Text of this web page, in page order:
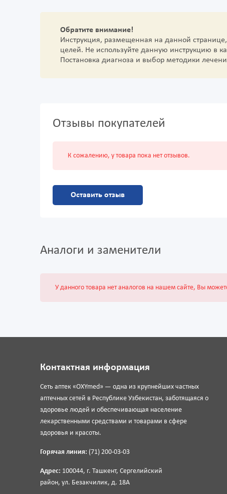
Обратите внимание!
Инструкция, размещенная на данной
целей. Не используйте данную инструкцию в
Постановка диагноза и выбор методики
Отзывы покупателей
К сожалению, у товара пока нет отзывов.
Оставить отзыв
Аналоги и заменители
У данного товара нет аналогов на нашем сайте, Вы
Контактная информация
Сеть аптек «OXYmed» — одна из крупнейших частных
аптечных сетей в Республике Узбекистан, заботящаяся о
здоровье людей и обеспечивающая население
лекарственными средствами и товарами в сфере
здоровья и красоты.
Горячая линия: (71) 200-03-03
Адрес: 100044, г. Ташкент, Сергелийский
район, ул. Безакчилик, д. 18А